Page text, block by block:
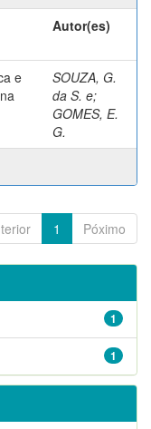
Autor(es)
e
SOUZA, G.
da S. e;
GOMES, E.
G.
1 Póximo
1
1